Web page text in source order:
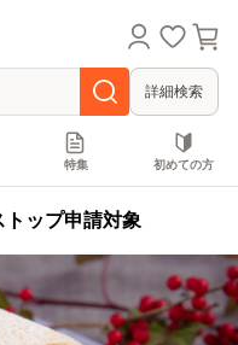
詳細検索
特集 初めての方
ップ申請対象